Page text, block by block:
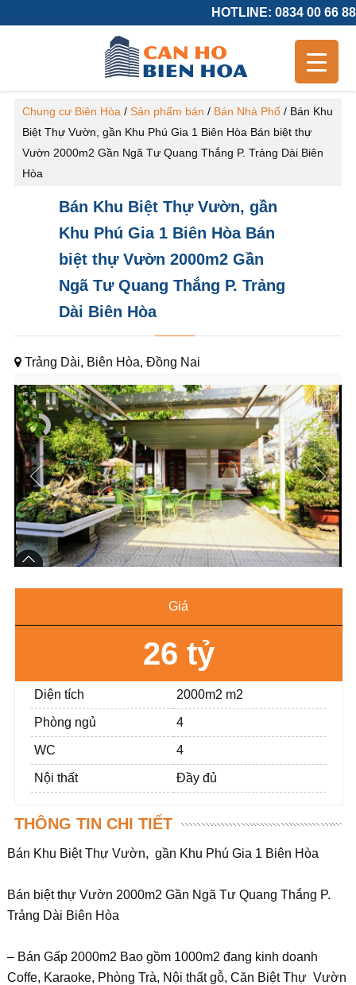
HOTLINE: 0834 00 66 88
Chung cư Biên Hòa / Sản phẩm bán / Bán Nhà Phố/ Bán Khu
Biệt Thự Vườn, gần Khu Phú Gia 1 Biên Hòa Bán biệt thự
Vườn 2000m2 Gần Ngã Tư Quang Thắng P. Trảng Dài Biên
Hòa
Bán Khu Biệt Thự Vườn, gần
Khu Phú Gia 1 Biên Hòa Bán
biệt thự Vườn 2000m2 Gần
Ngã Tư Quang Thắng P. Trảng
Dài Biên Hòa
Trảng Dài, Biên Hòa, Đồng Nai
Giá
26 tỷ
Diện tích 2000m2 m2
Phòng ngủ 4
WC 4
Nội thất Đầy đủ
THÔNG TIN CHI TIẾT
Bán Khu Biệt Thự Vườn, gần Khu Phú Gia 1 Biên Hòa
Bán biệt thự Vườn 2000m2 Gần Ngã Tư Quang Thắng P.
Trảng Dài Biên Hòa
– Bán Gấp 2000m2 Bao gồm 1000m2 đang kinh doanh
Coffe, Karaoke, Phòng Trà, Nội thất gỗ, Căn Biệt Thự Vườn